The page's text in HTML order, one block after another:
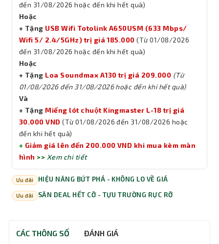
đến 31/08/2026 hoặc đến khi hết quà)
Hoặc
+ Tặng USB Wifi Totolink A650USM (633 Mbps/
Wifi 5/ 2.4/5GHz) trị giá 185.000 (Từ 01/08/2026
đến 31/08/2026 hoặc đến khi hết quà)
Hoặc
+ Tặng Loa Soundmax A130 trị giá 209.000 (Từ
01/08/2026 đến 31/08/2026 hoặc đến khi hết quà)
Và
+ Tặng Miếng lót chuột Kingmaster L-18 trị giá
30.000 VND (Từ 01/08/2026 đến 31/08/2026 hoặc
đến khi hết quà)
+ Giảm giá lên đến 200.000 VND khi mua kèm màn
hình >> Xem chi tiết
Ưu đãi HIỆU NĂNG BỨT PHÁ - KHÔNG LO VỀ GIÁ
Ưu đãi SĂN DEAL HẾT CỠ - TỰU TRƯỜNG RỰC RỠ
CÁC THÔNG SỐ ĐÁNH GIÁ